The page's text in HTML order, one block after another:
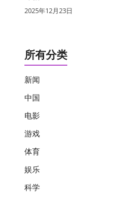
2025年12月23日
所有分类
新闻
中国
电影
游戏
体育
娱乐
科学